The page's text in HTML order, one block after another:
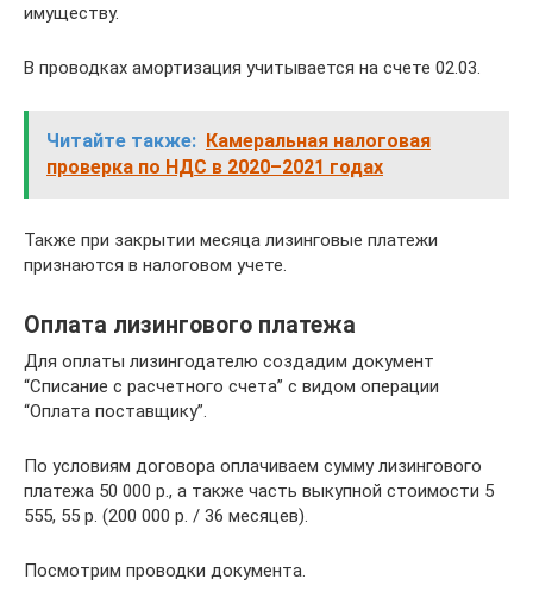
имуществу.
В проводках амортизация учитывается на счете 02.03.
Читайте также: Камеральная налоговая
проверка по НДС в 2020–2021 годах
Также при закрытии месяца лизинговые платежи
признаются в налоговом учете.
Оплата лизингового платежа
Для оплаты лизингодателю создадим документ
“Списание с расчетного счета” с видом операции
“Оплата поставщику”.
По условиям договора оплачиваем сумму лизингового
платежа 50 000 р., а также часть выкупной стоимости 5
555, 55 р. (200 000 р. / 36 месяцев).
Посмотрим проводки документа.